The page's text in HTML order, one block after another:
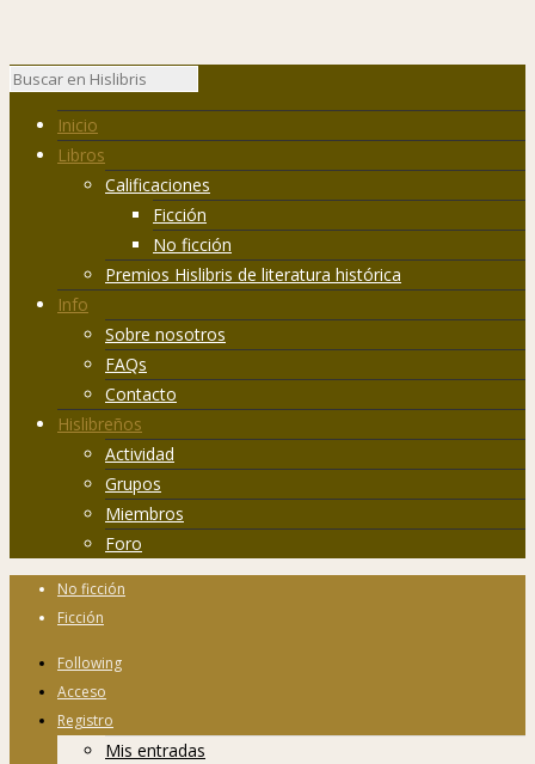
Inicio
Libros
Calificaciones
Ficción
No ficción
Premios Hislibris de literatura histórica
Info
Sobre nosotros
FAQs
Contacto
Hislibreños
Actividad
Grupos
Miembros
Foro
No ficción
Ficción
Following
Acceso
Registro
Mis entradas